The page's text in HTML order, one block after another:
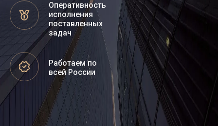
Оперативность
исполнения
поставленных
задач
Работаем по
всей России